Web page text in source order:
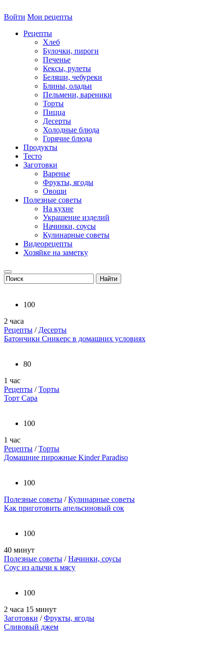
Войти Мои рецепты
Рецепты
Хлеб
Булочки, пироги
Печенье
Кексы, рулеты
Беляши, чебуреки
Блины, оладьи
Пельмени, вареники
Торты
Пицца
Десерты
Холодные блюда
Горячие блюда
Продукты
Тесто
Заготовки
Варенье
Фрукты, ягоды
Овощи
Полезные советы
На кухне
Украшение изделий
Начинки, соусы
Кулинарные советы
Видеорецепты
Хозяйке на заметку
100
2 часа
Рецепты / Десерты
Батончики Сникерс в домашних условиях
80
1 час
Рецепты /Торты
Торт Сара
100
1 час
Рецепты /Торты
Домашние пирожные Kinder Paradiso
100
Полезные советы /Кулинарные советы
Как приготовить апельсиновый сок
100
40 минут
Полезные советы /Начинки, соусы
Соус из алычи к мясу
100
2 часа 15 минут
Заготовки /Фрукты, ягоды
Сливовый джем